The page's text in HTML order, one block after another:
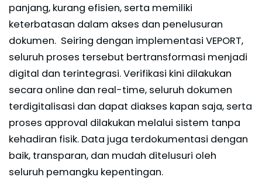
panjang, kurang efisien, serta memiliki
keterbatasan dalam akses dan penelusuran
dokumen. Seiring dengan implementasi VEPORT,
seluruh proses tersebut bertransformasi menjadi
digital dan terintegrasi. Verifikasi kini dilakukan
secara online dan real-time, seluruh dokumen
terdigitalisasi dan dapat diakses kapan saja, serta
proses approval dilakukan melalui sistem tanpa
kehadiran fisik. Data juga terdokumentasi dengan
baik, transparan, dan mudah ditelusuri oleh
seluruh pemangku kepentingan.